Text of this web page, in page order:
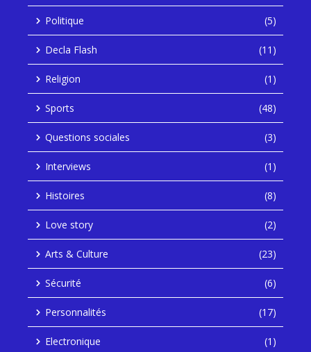
Politique (5)
Decla Flash (11)
Religion (1)
Sports (48)
Questions sociales (3)
Interviews (1)
Histoires (8)
Love story (2)
Arts & Culture (23)
Sécurité (6)
Personnalités (17)
Electronique (1)